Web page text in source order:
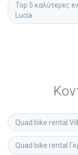
Top 5 καλύτερες
Lucía
Quad bike rental
Quad bike rental